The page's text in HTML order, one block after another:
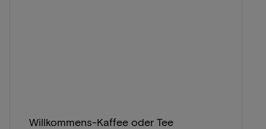
Willkommens-Kaffee oder Tee